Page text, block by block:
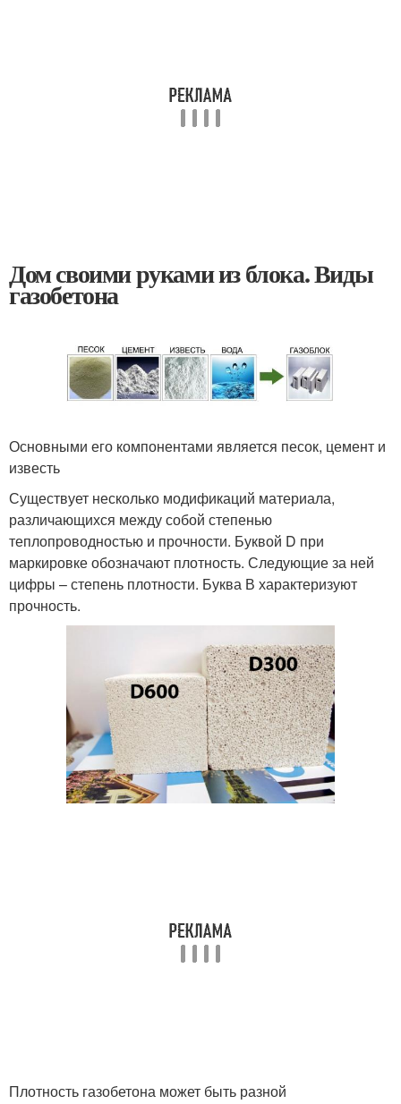
Дом своими руками из блока. Виды
газобетона
Основными его компонентами является песок, цемент и
известь
Существует несколько модификаций материала,
различающихся между собой степенью
теплопроводностью и прочности. Буквой D при
маркировке обозначают плотность. Следующие за ней
цифры – степень плотности. Буква В характеризуют
прочность.
Плотность газобетона может быть разной